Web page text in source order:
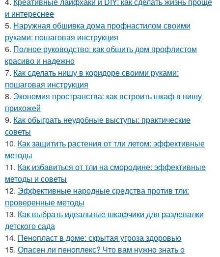
и интереснее
5. Наружная обшивка дома профнастилом своими
руками: пошаговая инструкция
6. Полное руководство: как обшить дом профлистом
красиво и надежно
7. Как сделать нишу в коридоре своими руками:
пошаговая инструкция
8. Экономия пространства: как встроить шкаф в нишу
прихожей
9. Как обыграть неудобные выступы: практические
советы
10. Как защитить растения от тли летом: эффективные
методы
11. Как избавиться от тли на смородине: эффективные
методы и советы
12. Эффективные народные средства против тли:
проверенные методы
13. Как выбрать идеальные шкафчики для раздевалки
детского сада
14. Пенопласт в доме: скрытая угроза здоровью
15. Опасен ли пеноплекс? Что вам нужно знать о